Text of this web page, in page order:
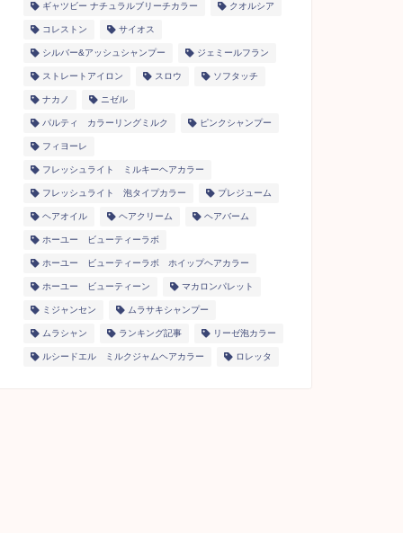
ギャツビー ナチュラルブリーチカラー クオルシア
コレストン サイオス
シルバー&アッシュシャンプー ジェミールフラン
ストレートアイロン スロウ ソフタッチ
ナカノ ニゼル
パルティ カラーリングミルク ピンクシャンプー
フィヨーレ
フレッシュライト ミルキーヘアカラー
フレッシュライト 泡タイプカラー プレジューム
ヘアオイル ヘアクリーム ヘアバーム
ホーユー ビューティーラボ
ホーユー ビューティーラボ ホイップヘアカラー
ホーユー ビューティーン マカロンパレット
ミジャンセン ムラサキシャンプー
ムラシャン ランキング記事 リーゼ泡カラー
ルシードエル ミルクジャムヘアカラー ロレッタ